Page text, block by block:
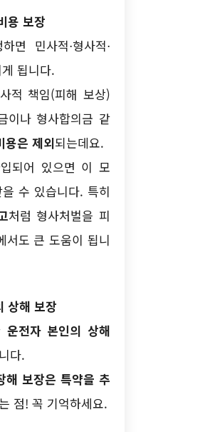
용 보장
면 민사적⋅형사적⋅
됩니다.
적 책임(피해 보상)
이나 형사합의금 같
용은 제외되는데요.
되어 있으면 이 모
수 있습니다. 특히
처럼 형사처벌을 피
서도 큰 도움이 됩니
상해 보장
운전자 본인의 상해
다.
해 보장은 특약을 추
점! 꼭 기억하세요.